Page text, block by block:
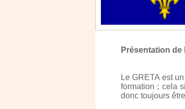
Présentation de
Le GRETA est
formation ; cela
donc toujours